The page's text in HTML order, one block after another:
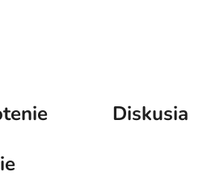
Diskusia